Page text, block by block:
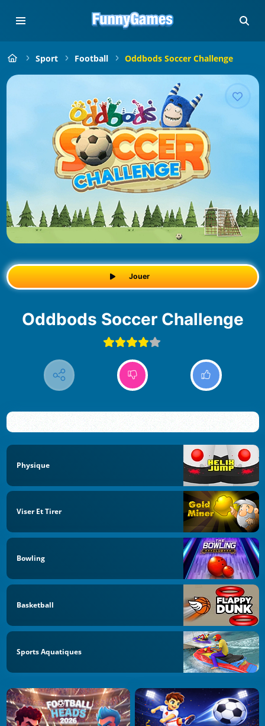
Sport Football Oddbods Soccer Challenge
Jouer
Oddbods Soccer Challenge
Physique
Viser Et Tirer
Bowling
Basketball
Sports Aquatiques